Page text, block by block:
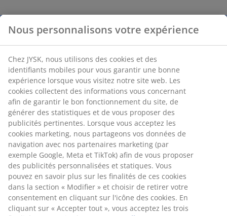
Nous personnalisons votre expérience
Chez JYSK, nous utilisons des cookies et des
identifiants mobiles pour vous garantir une bonne
expérience lorsque vous visitez notre site web. Les
cookies collectent des informations vous concernant
afin de garantir le bon fonctionnement du site, de
générer des statistiques et de vous proposer des
publicités pertinentes. Lorsque vous acceptez les
cookies marketing, nous partageons vos données de
navigation avec nos partenaires marketing (par
exemple Google, Meta et TikTok) afin de vous proposer
des publicités personnalisées et statiques. Vous
pouvez en savoir plus sur les finalités de ces cookies
dans la section « Modifier » et choisir de retirer votre
consentement en cliquant sur l'icône des cookies. En
cliquant sur « Accepter tout », vous acceptez les trois